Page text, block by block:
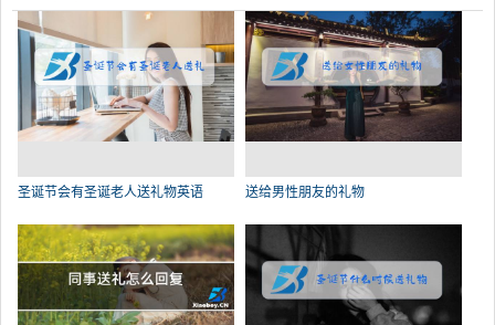
圣诞节会有圣诞老人送礼物英语 送给男性朋友的礼物